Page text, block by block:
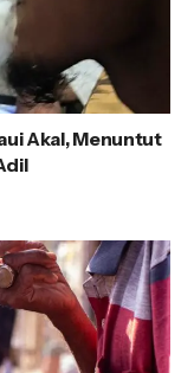
Akal, Menuntut